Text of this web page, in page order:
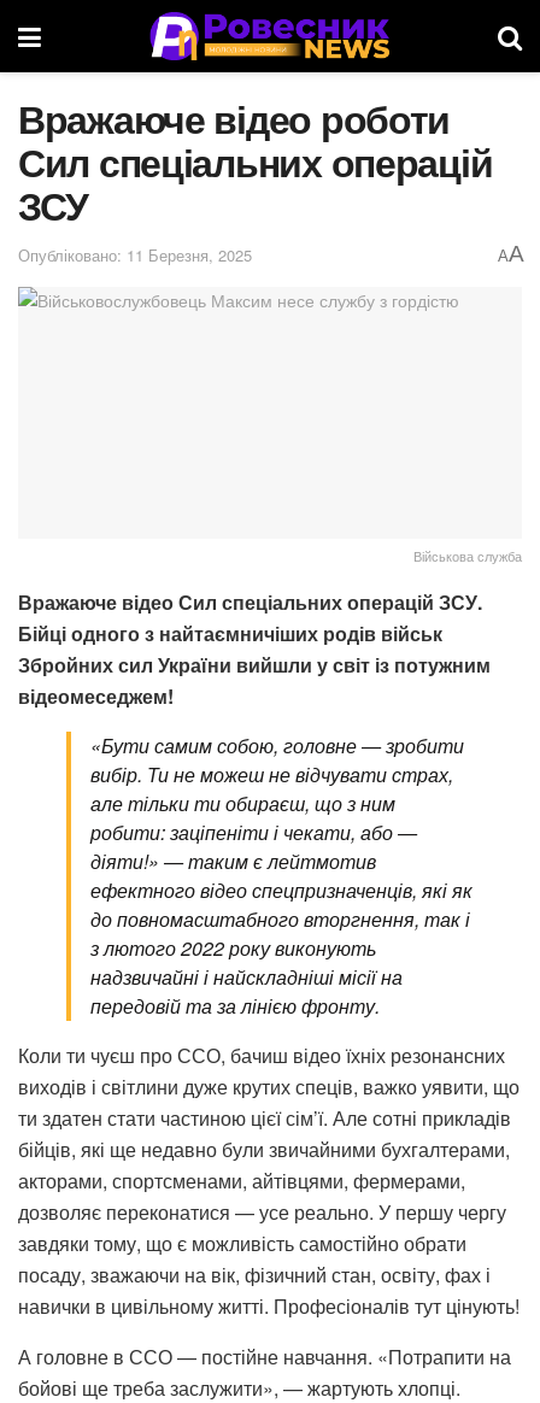
Вражаюче відео роботи
Сил спеціальних операцій
ЗСУ
Опубліковано: 11 Березня, 2025 AA
Військова служба
Вражаюче відео Сил спеціальних операцій ЗСУ.
Бійці одного з найтаємничіших родів військ
Збройних сил України вийшли у світ із потужним
відеомеседжем!
«Бути самим собою, головне — зробити
вибір. Ти не можеш не відчувати страх,
але тільки ти обираєш, що з ним
робити: заціпеніти і чекати, або —
діяти!» — таким є лейтмотив
ефектного відео спецпризначенців, які як
до повномасштабного вторгнення, так і
з лютого 2022 року виконують
надзвичайні і найскладніші місії на
передовій та за лінією фронту.
Коли ти чуєш про ССО, бачиш відео їхніх резонансних
виходів і світлини дуже крутих спеців, важко уявити, що
ти здатен стати частиною цієї сім’ї. Але сотні прикладів
бійців, які ще недавно були звичайними бухгалтерами,
акторами, спортсменами, айтівцями, фермерами,
дозволяє переконатися — усе реально. У першу чергу
завдяки тому, що є можливість самостійно обрати
посаду, зважаючи на вік, фізичний стан, освіту, фах і
навички в цивільному житті. Професіоналів тут цінують!
А головне в ССО — постійне навчання. «Потрапити на
бойові ще треба заслужити», — жартують хлопці.